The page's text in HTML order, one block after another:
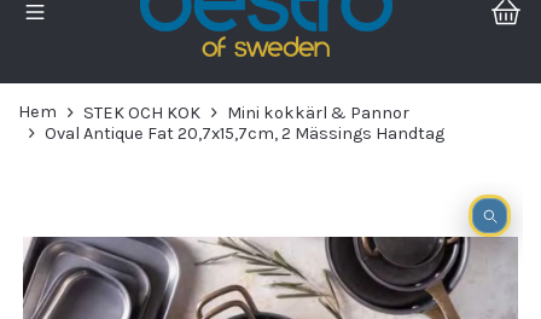
Hem STEK OCH KOK
Mini kokkärl & Pannor
Oval Antique Fat 20,7x15,7cm, 2 Mässings Handtag